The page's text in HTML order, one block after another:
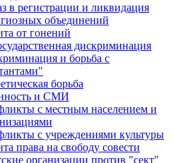
в регистрации и ликвидация
объединений
от гонений
дискриминация
и борьба с
борьба
и СМИ
с местным населением и
с учреждениями культуры
права на свободу совести
организации против "сект"